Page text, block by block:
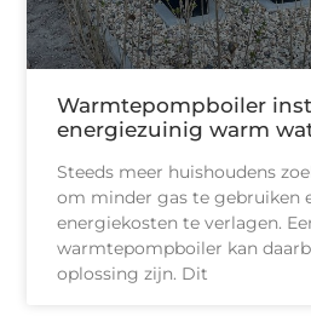
Warmtepompboiler
energiezuinig warm
Steeds meer huishoudens
om minder gas te gebruiken
energiekosten te verlagen.
warmtepompboiler kan
oplossing zijn. Dit